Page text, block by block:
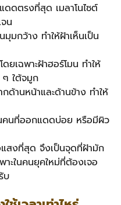
ดดตรงที่สุด เมลาโนไซต์
น
มกว้าง ทำให้ฝ้าเห็นเป็น
ดยเฉพาะฝ้าฮอร์โมน ทำให้
ๆ ใต้จมูก
ด้านหน้าและด้านข้าง ทำให้
คนที่ออกแดดบ่อย หรือมีผิว
สงที่สุด จึงเป็นจุดที่ฝ้ามัก
ะในคนยุคใหม่ที่ต้องเจอ
บ